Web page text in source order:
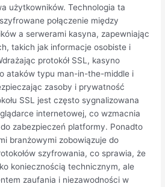
użytkowników. Technologia ta
połączenie między
a serwerami kasyna, zapewniając
takich jak informacje osobiste i
protokół SSL, kasyno
ataków typu man-in-the-middle i
zasoby i prywatność
SSL jest często sygnalizowana
internetowej, co wzmacnia
zabezpieczeń platformy. Ponadto
branżowymi zobowiązuje do
szyfrowania, co sprawia, że
koniecznością technicznym, ale
zaufania i niezawodności w